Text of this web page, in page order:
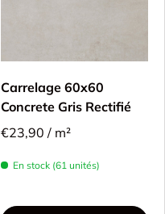
Carrelage 60x60
Concrete Gris Rectifié
€23,90 / m²
En stock (61 unités)